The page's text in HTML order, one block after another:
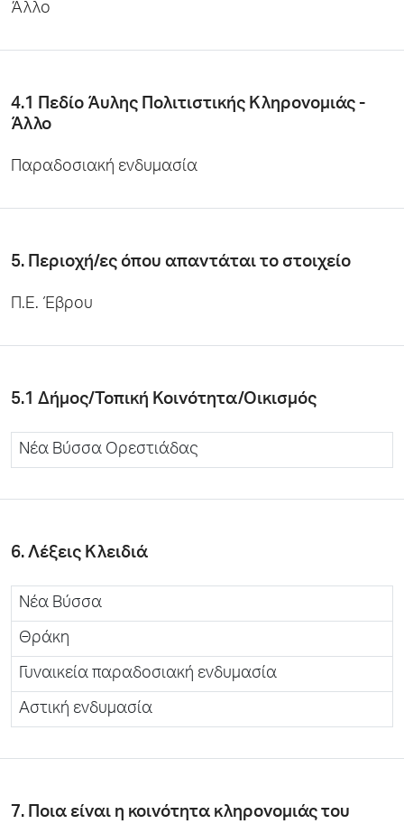
Άλλο
4.1 Πεδίο Άυλης Πολιτιστικής Κληρονομιάς -
Άλλο
Παραδοσιακή ενδυμασία
5. Περιοχή/ες όπου απαντάται το στοιχείο
Π.Ε. Έβρου
5.1 Δήμος/Τοπική Κοινότητα/Οικισμός
Νέα Βύσσα Ορεστιάδας
6. Λέξεις Κλειδιά
Νέα Βύσσα
Θράκη
Γυναικεία παραδοσιακή ενδυμασία
Αστική ενδυμασία
7. Ποια είναι η κοινότητα κληρονομιάς του